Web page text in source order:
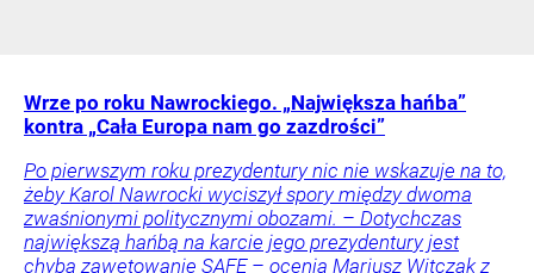
Wrze po roku Nawrockiego. „Największa hańba”
kontra „Cała Europa nam go zazdrości”
Po pierwszym roku prezydentury nic nie wskazuje na to,
żeby Karol Nawrocki wyciszył spory między dwoma
zwaśnionymi politycznymi obozami. – Dotychczas
największą hańbą na karcie jego prezydentury jest
chyba zawetowanie SAFE – ocenia Mariusz Witczak z